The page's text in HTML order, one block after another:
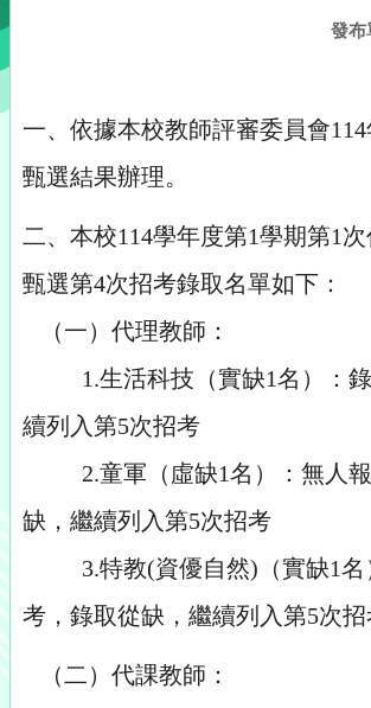
發布
一、依據本校教師評審委員會114
甄選結果辦理。
二、本校114學年度第1學期第1
甄選第4次招考錄取名單如下：
（一）代理教師：
1.生活科技（實缺1名）：錄
續列入第5次招考
2.童軍（虛缺1名）：無人報
缺，繼續列入第5次招考
3.特教(資優自然)（實缺1名
考，錄取從缺，繼續列入第5次招
（二）代課教師：